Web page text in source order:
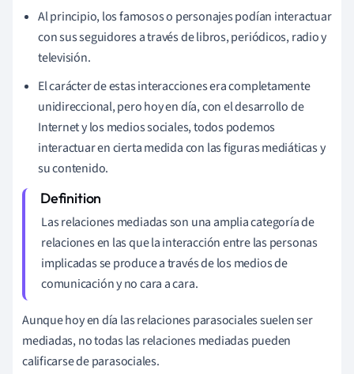
Al principio, los famosos o personajes podían interactuar
con sus seguidores a través de libros, periódicos, radio y
televisión.
El carácter de estas interacciones era completamente
unidireccional, pero hoy en día, con el desarrollo de
Internet y los medios sociales, todos podemos
interactuar en cierta medida con las figuras mediáticas y
su contenido.
Las relaciones mediadas son una amplia categoría de
relaciones en las que la interacción entre las personas
implicadas se produce a través de los medios de
comunicación y no cara a cara.
Aunque hoy en día las relaciones parasociales suelen ser
mediadas, no todas las relaciones mediadas pueden
calificarse de parasociales.